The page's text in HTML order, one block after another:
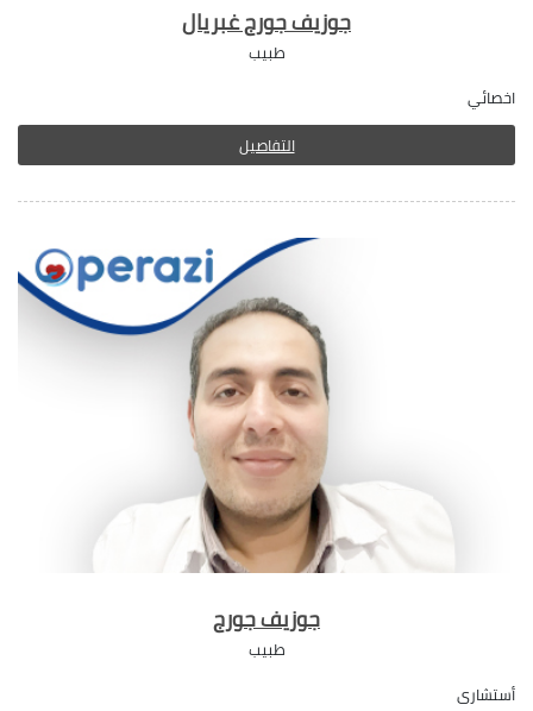
جوزيف جورج غبريال
طبيب
اخصائي
التفاصيل
جوزيف جورج
طبيب
أستشارى
التفاصيل